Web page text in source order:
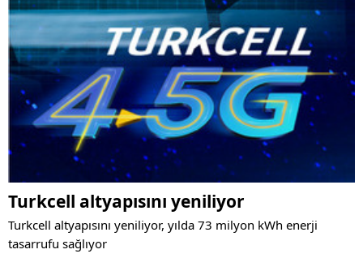
Turkcell altyapısını yeniliyor
Turkcell altyapısını yeniliyor, yılda 73 milyon kWh enerji
tasarrufu sağlıyor